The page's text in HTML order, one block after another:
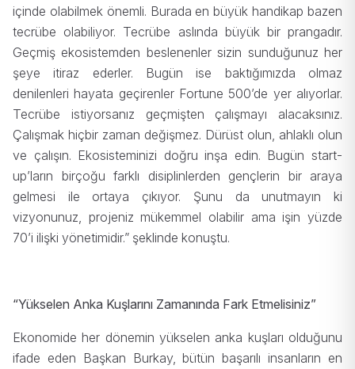
içinde olabilmek önemli. Burada en büyük handikap bazen
tecrübe olabiliyor. Tecrübe aslında büyük bir prangadır.
Geçmiş ekosistemden beslenenler sizin sunduğunuz her
şeye itiraz ederler. Bugün ise baktığımızda olmaz
denilenleri hayata geçirenler Fortune 500’de yer alıyorlar.
Tecrübe istiyorsanız geçmişten çalışmayı alacaksınız.
Çalışmak hiçbir zaman değişmez. Dürüst olun, ahlaklı olun
ve çalışın. Ekosisteminizi doğru inşa edin. Bugün start-
up’ların birçoğu farklı disiplinlerden gençlerin bir araya
gelmesi ile ortaya çıkıyor. Şunu da unutmayın ki
vizyonunuz, projeniz mükemmel olabilir ama işin yüzde
70’i ilişki yönetimidir.” şeklinde konuştu.
“Yükselen Anka Kuşlarını Zamanında Fark Etmelisiniz”
Ekonomide her dönemin yükselen anka kuşları olduğunu
ifade eden Başkan Burkay, bütün başarılı insanların en